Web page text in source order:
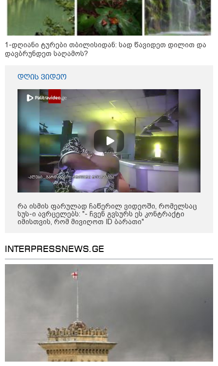
კატეგორიები
6
აგვისტო
დღის ზოგადი
ასტროლოგიური
პროგნოზი
პერიოდია დაწყებული საქმეების ბოლომდე მოსაყვანად,
ფინანსური საკითხების გადასამოწმებლად და სამუშაო
პრაქტიკული მიდგომა სასურველ შედეგს უდანაკარგოდ
მოგიტანთ.
როგორ მოვამზადოთ
ვეგეტარიანული ფალაფელი
1-დღიანი ტურები თბილისიდან: სად წავიდეთ დილით და
დავბრუნდეთ საღამოს?
დღის ვიდეო
რა ისმის ფარულად ჩაწერილ ვიდეოში, რომელსაც
სუს-ი ავრცელებს: "- ჩვენ გვსურს ეს კონტრაქტი
იმისთვის, რომ მივიღოთ ID ბარათი"
INTERPRESSNEWS.GE